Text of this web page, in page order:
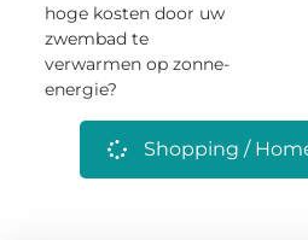
hoge kosten door uw
zwembad te
verwarmen op zonne-
energie?
Shopping /